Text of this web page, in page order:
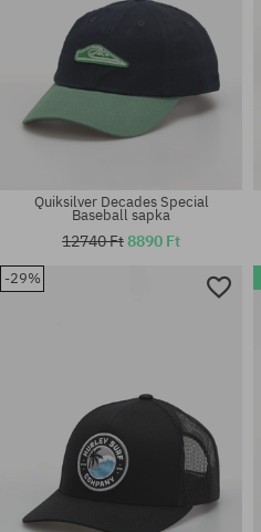
Quiksilver Decades Special
Baseball sapka
12740 Ft8890 Ft
-29%